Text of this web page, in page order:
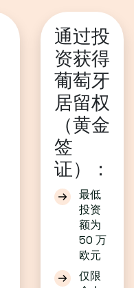
通过投
资获得
葡萄牙
居留权
（黄金
签
证）：
最低
投资
额为
50 万
欧元
仅限